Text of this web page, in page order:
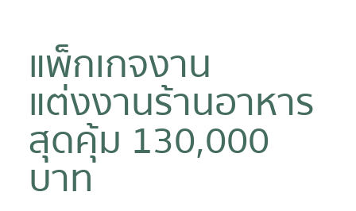
แพ็กเกจงาน
แต่งงานร้านอาหาร
สุดคุ้ม 130,000
บาท